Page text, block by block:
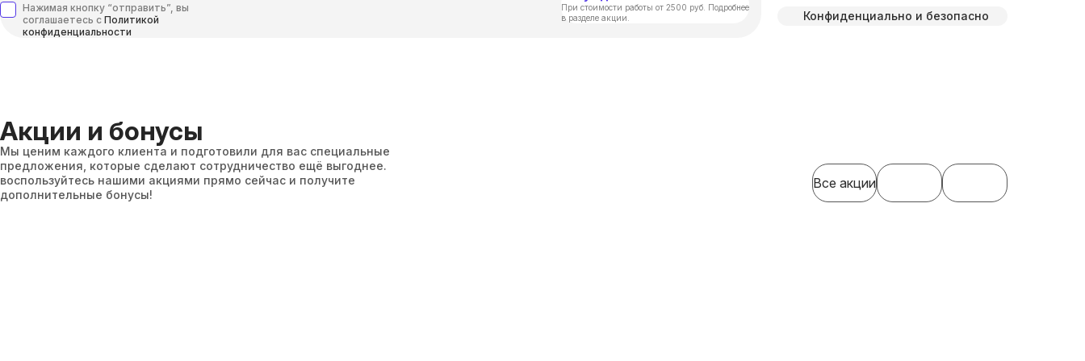
Нажимая кнопку “отправить”, вы
соглашаетесь с Политикой
конфиденциальности
При стоимости работы от 2500 руб. Подробнее
в разделе акции.
Конфиденциально и безопасно
Акции и бонусы
Мы ценим каждого клиента и подготовили для вас специальные
предложения, которые сделают сотрудничество ещё выгоднее.
воспользуйтесь нашими акциями прямо сейчас и получите
дополнительные бонусы!
Все акции